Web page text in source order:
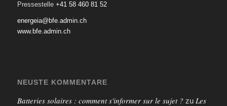
Pressestelle +41 58 460 81 52
energeia@bfe.admin.ch
www.bfe.admin.ch
NEUSTE KOMMENTARE
Batteries solaires : comment s'informer sur le sujet ? zu Les